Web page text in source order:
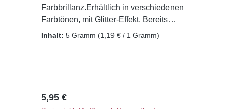
Farbbrillanz.Erhältlich in verschiedenen
Farbtönen, mit Glitter-Effekt. Bereits
fertig zur Benutzung mit Liquid. Kein
Inhalt: 5 Gramm (1,19 € / 1 Gramm)
Regulärer Preis:
5,95 €